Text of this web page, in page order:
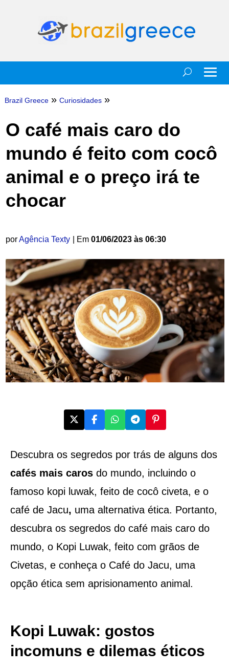
Brazil Greece » Curiosidades »
O café mais caro do
mundo é feito com cocô
animal e o preço irá te
chocar
porAgência Texty | Em 01/06/2023 às 06:30
Descubra os segredos por trás de alguns dos
cafés mais carosdo mundo, incluindo o
famoso kopi luwak, feito de cocô civeta, e o
café de Jacu, uma alternativa ética. Portanto,
descubra os segredos do café mais caro do
mundo, o Kopi Luwak, feito com grãos de
Civetas, e conheça o Café do Jacu, uma
opção ética sem aprisionamento animal.
Kopi Luwak: gostos
incomuns e dilemas éticos